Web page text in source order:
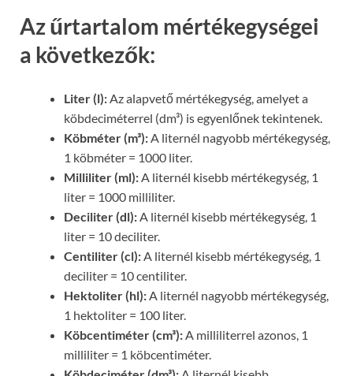
Az űrtartalom mértékegységei
a következők:
Liter (l): Az alapvető mértékegység, amelyet a
köbdeciméterrel (dm³) is egyenlőnek tekintenek.
Köbméter (m³): A liternél nagyobb mértékegység,
1 köbméter = 1000 liter.
Milliliter (ml): A liternél kisebb mértékegység, 1
liter = 1000 milliliter.
Deciliter (dl): A liternél kisebb mértékegység, 1
liter = 10 deciliter.
Centiliter (cl): A liternél kisebb mértékegység, 1
deciliter = 10 centiliter.
Hektoliter (hl): A liternél nagyobb mértékegység,
1 hektoliter = 100 liter.
Köbcentiméter (cm³): A milliliterrel azonos, 1
milliliter = 1 köbcentiméter.